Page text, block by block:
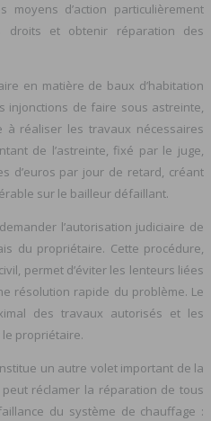
d’action particulièrement
droits et obtenir réparation des
en matière de baux d’habitation
injonctions de faire sous astreinte,
à réaliser les travaux nécessaires
de l’astreinte, fixé par le juge,
d’euros par jour de retard, créant
sur le bailleur défaillant.
l’autorisation judiciaire de
du propriétaire. Cette procédure,
permet d’éviter les lenteurs liées
résolution rapide du problème. Le
des travaux autorisés et les
propriétaire.
un autre volet important de la
réclamer la réparation de tous
du système de chauffage :